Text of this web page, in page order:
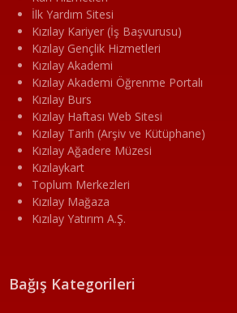
İlk Yardım Sitesi
Kızılay Kariyer (İş Başvurusu)
Kızılay Gençlik Hizmetleri
Kızılay Akademi
Kızılay Akademi Öğrenme Portalı
Kızılay Burs
Kızılay Haftası Web Sitesi
Kızılay Tarih (Arşiv ve Kütüphane)
Kızılay Ağadere Müzesi
Kızılaykart
Toplum Merkezleri
Kızılay Mağaza
Kızılay Yatırım A.Ş.
Bağış Kategorileri